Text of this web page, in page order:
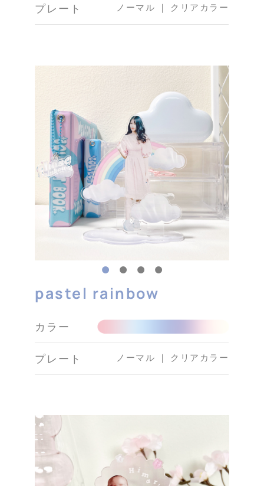
プレート ノーマル ｜ クリアカラー
pastel rainbow
カラー
プレート ノーマル ｜ クリアカラー